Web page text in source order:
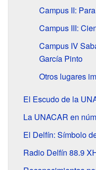
Campus II:
Campus III:
Campus IV
García Pinto
Otros lugares
El Escudo de la
La UNACAR en
El Delfín: Símbolo
Radio Delfín 88.9